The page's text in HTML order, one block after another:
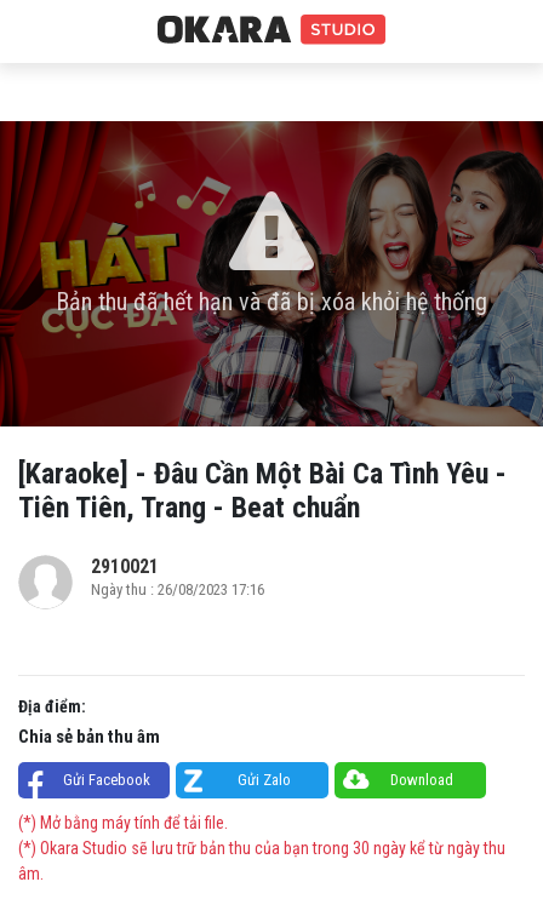
Bản thu đã hết hạn và đã bị xóa khỏi hệ thống
[Karaoke] - Đâu Cần Một Bài Ca Tình Yêu -
Tiên Tiên, Trang - Beat chuẩn
2910021
Ngày thu : 26/08/2023 17:16
Địa điểm:
Chia sẻ bản thu âm
Gửi Facebook Gửi Zalo Download
(*) Mở bằng máy tính để tải file.
(*) Okara Studio sẽ lưu trữ bản thu của bạn trong 30 ngày kể từ ngày thu
âm.